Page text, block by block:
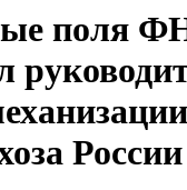
поля
России